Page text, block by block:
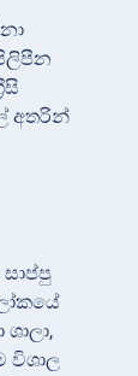
අතරින්
විශාල